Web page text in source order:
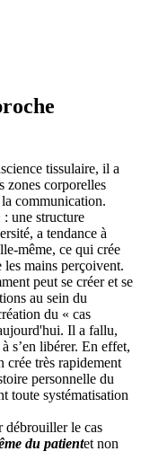
tissulaire, il a
zones corporelles
communication.
: une structure
a tendance à
même, ce qui crée
les mains perçoivent.
peut se créer et se
au sein du
du « cas
Il a fallu,
s’en libérer. En effet,
crée très rapidement
personnelle du
toute systématisation
débrouiller le cas
du patientet non